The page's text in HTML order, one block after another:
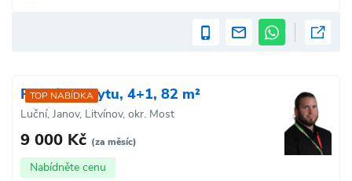
TOP NABÍDKA
Pronájem bytu, 4+1, 82 m²
Luční, Janov, Litvínov, okr. Most
9 000 Kč (za měsíc)
Nabídněte cenu